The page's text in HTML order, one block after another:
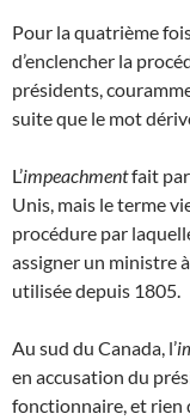
Pour la quatrième
d’enclencher la
présidents,
suite que le mot
L’impeachmentfait
Unis, mais le terme
procédure par
assigner un ministre
utilisée depuis 1805.
Au sud du Canada, l’
en accusation du
fonctionnaire, et rien